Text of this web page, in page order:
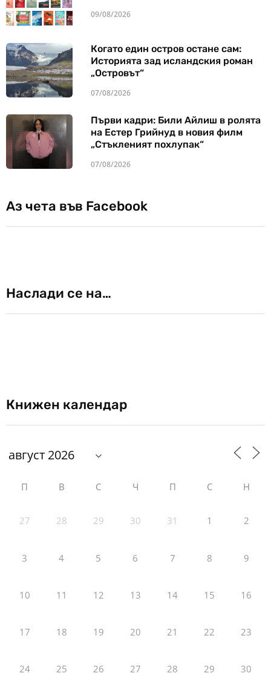
09/08/2026
Когато един остров остане сам:
Историята зад исландския роман
„Островът“
07/08/2026
Първи кадри: Били Айлиш в ролята
на Естер Грийнуд в новия филм
„Стъкленият похлупак“
07/08/2026
Аз чета във Facebook
Наслади се на…
Книжен календар
П В С Ч П С Н
27 28 29 30 31 1 2
3 4 5 6 7 8 9
10 11 12 13 14 15 16
17 18 19 20 21 22 23
24 25 26 27 28 29 30